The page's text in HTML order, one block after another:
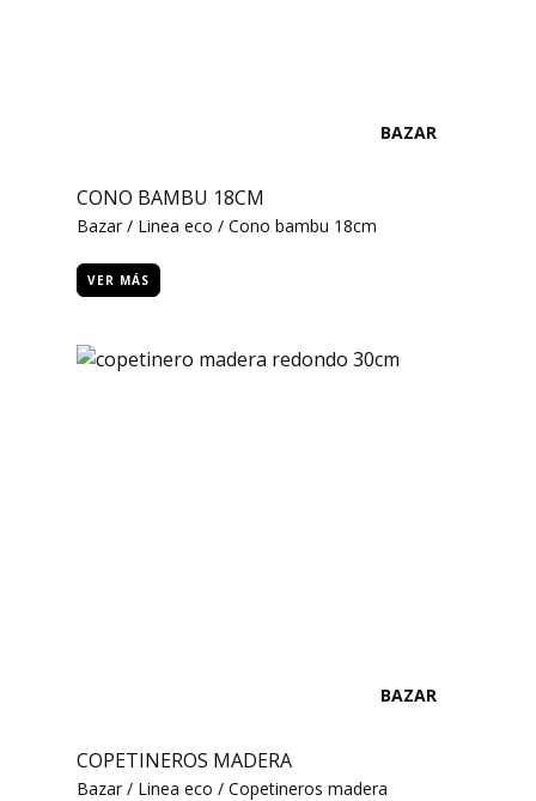
BAZAR
CONO BAMBU 18CM
Bazar / Linea eco / Cono bambu 18cm
VER MÁS
BAZAR
COPETINEROS MADERA
Bazar / Linea eco / Copetineros madera